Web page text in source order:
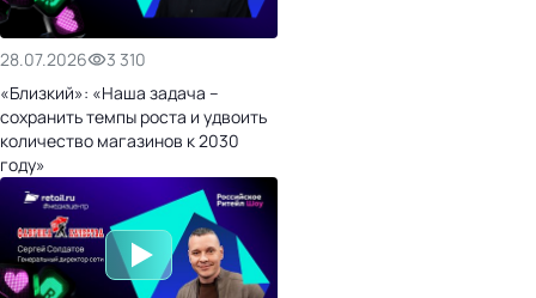
28.07.2026
3 310
«Близкий»: «Наша задача –
сохранить темпы роста и удвоить
количество магазинов к 2030
году»